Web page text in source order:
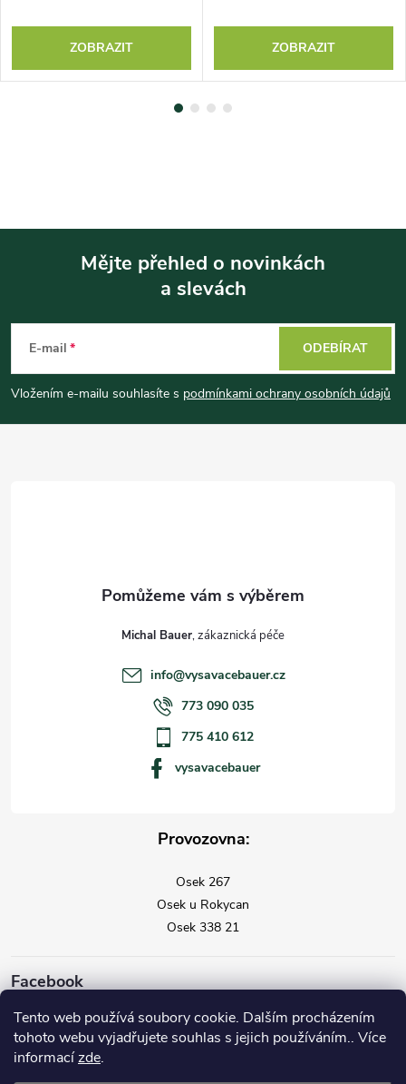
Tento web používá soubory cookie. Dalším procházením
tohoto webu vyjadřujete souhlas s jejich používáním.. Více
informacízde.
ZOBRAZIT ZOBRAZIT
p
a
Mějte přehled o novinkách
a slevách
E-mail
Vložením e-mailu souhlasíte s podmínkami ochrany osobních údajů
ODEBÍRAT
Michal Bauer
info@vysavacebauer.cz
773 090 035
775 410 612
vysavacebauer
Provozovna:
Osek 267
Osek u Rokycan
Osek 338 21
Facebook